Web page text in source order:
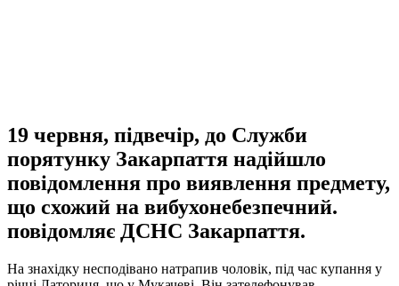
19 червня, підвечір, до Служби
порятунку Закарпаття надійшло
повідомлення про виявлення предмету,
що схожий на вибухонебезпечний.
повідомляє ДСНС Закарпаття.
На знахідку несподівано натрапив чоловік, під час купання у